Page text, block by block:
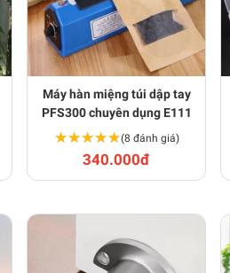
Máy hàn miệng túi dập tay
PFS300 chuyên dụng E111
★★★★★
★★★★★(8 đánh giá)
340.000đ